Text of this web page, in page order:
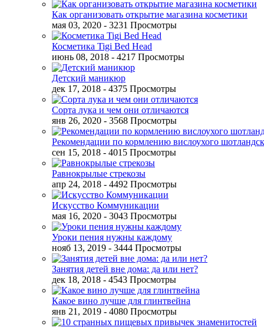
Как организовать открытие магазина косметики
мая 03, 2020 - 3231 Просмотры
Косметика Tigi Bed Head
июнь 08, 2018 - 4217 Просмотры
Детский маникюр
дек 17, 2018 - 4375 Просмотры
Сорта лука и чем они отличаются
янв 26, 2020 - 3568 Просмотры
Рекомендации по кормлению вислоухого
сен 15, 2018 - 4015 Просмотры
Равнокрылые стрекозы
апр 24, 2018 - 4492 Просмотры
Искусство Коммуникации
мая 16, 2020 - 3043 Просмотры
Уроки пения нужны каждому
нояб 13, 2019 - 3444 Просмотры
Занятия детей вне дома: да или нет?
дек 18, 2018 - 4543 Просмотры
Какое вино лучше для глинтвейна
янв 21, 2019 - 4080 Просмотры